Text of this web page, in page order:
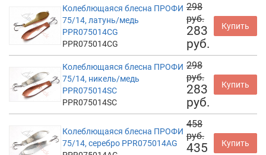
Колеблющаяся блесна ПРОФИ
75/14, латунь/медь
PPR075014CG
PPR075014CG
298
руб.
283
руб.
Купить
Колеблющаяся блесна ПРОФИ
75/14, никель/медь
PPR075014SC
PPR075014SC
298
руб.
283
руб.
Купить
Колеблющаяся блесна ПРОФИ
75/14, серебро PPR075014AG
458
руб.
435
Купить